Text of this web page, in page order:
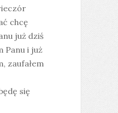
chcę
już dziś
Panu i już
zaufałem
się